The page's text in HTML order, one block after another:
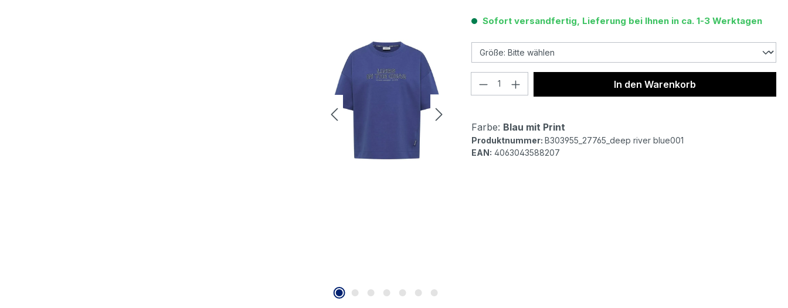
Sofort versandfertig, Lieferung bei Ihnen in ca. 1-3 Werktagen
Produkt Anzahl: Gib den gewünschten Wert
In den Warenkorb
Farbe: Blau mit Print
Produktnummer: B303955_27765_deep river blue001
EAN: 4063043588207